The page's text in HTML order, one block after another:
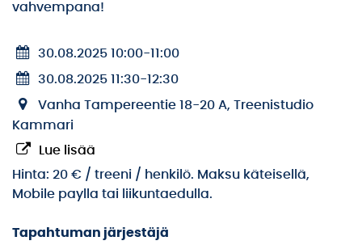
vahvempana!
30.08.2025 10:00-11:00
30.08.2025 11:30-12:30
Vanha Tampereentie 18-20 A, Treenistudio
Kammari
Lue lisää
Hinta: 20 € / treeni / henkilö. Maksu käteisellä,
Mobile paylla tai liikuntaedulla.
Tapahtuman järjestäjä